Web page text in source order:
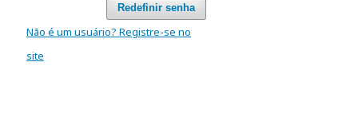
Redefinir senha
Não é um usuário? Registre-se no
site